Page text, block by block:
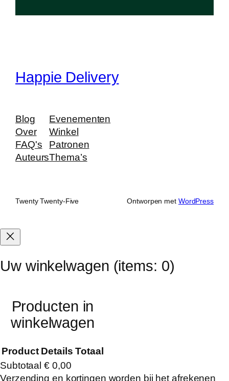
Happie Delivery
Blog
Over
FAQ's
Auteurs
Evenementen
Winkel
Patronen
Thema’s
Twenty Twenty-Five Ontworpen met WordPress
Uw winkelwagen (items: 0)
Producten in
winkelwagen
Product Details Totaal
Subtotaal€ 0,00
Verzending en kortingen worden bij het afrekenen